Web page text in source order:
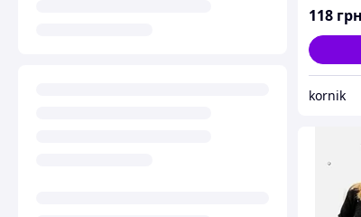
118 грн
kornik